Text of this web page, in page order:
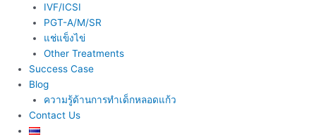
IVF/ICSI
PGT-A/M/SR
แช่แข็งไข่
Other Treatments
Success Case
Blog
ความรู้ด้านการทำเด็กหลอดแก้ว
Contact Us